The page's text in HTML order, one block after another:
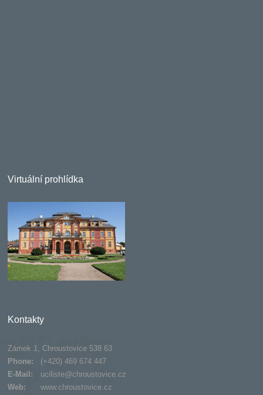
Virtuální prohlídka
Kontakty
Zámek 1, Chroustovice 538 63
Phone:
(+420) 469 674 447
E-Mail:
uciliste@chroustovice.cz
Web:
www.chroustovice.cz